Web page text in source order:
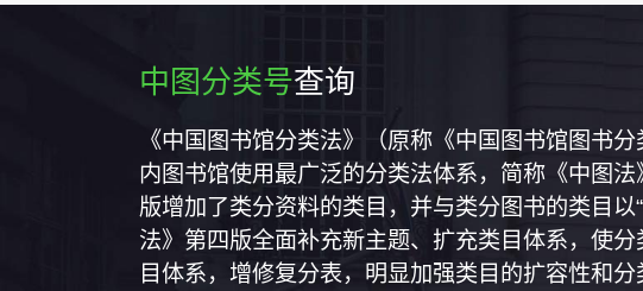
中图分类号查询
《中国图书馆分类法》（原称《中国图书馆图书
内图书馆使用最广泛的分类法体系，简称《中图
版增加了类分资料的类目，并与类分图书的类目
法》第四版全面补充新主题、扩充类目体系，使
目体系，增修复分表，明显加强类目的扩容性和分